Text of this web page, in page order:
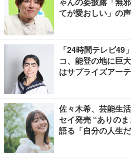
てが愛おしい」の声
「24時間テレビ49
コ、能登の地に巨
はサプライズアー
佐々木希、芸能生
セイ発売 “ありの
語る「自分の人生